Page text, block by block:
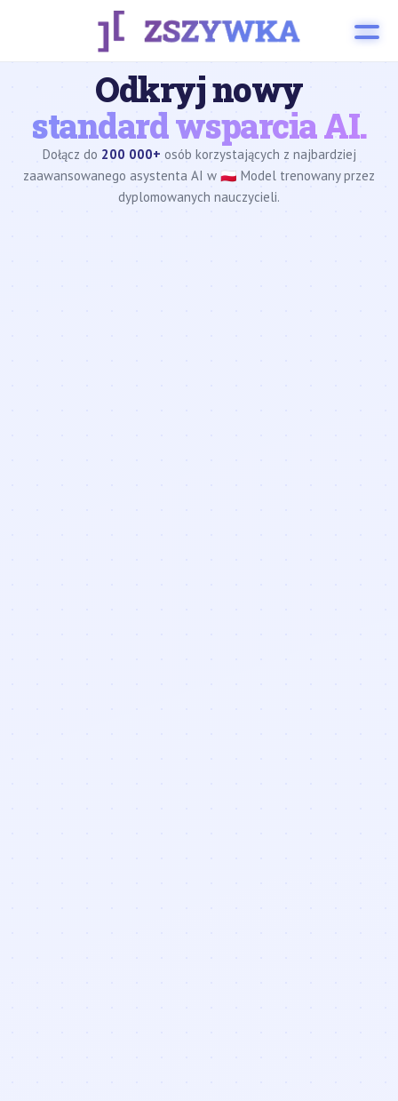
Odkryj nowy
standard wsparcia AI.
Dołącz do 200 000+ osób korzystających z najbardziej
zaawansowanego asystenta AI w 🇵🇱 Model trenowany przez
dyplomowanych nauczycieli.